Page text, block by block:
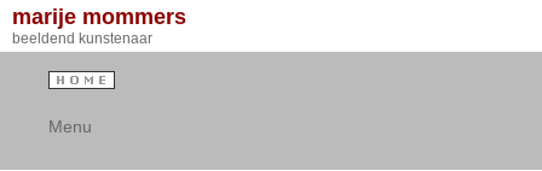
marije mommers
beeldend kunstenaar
Menu